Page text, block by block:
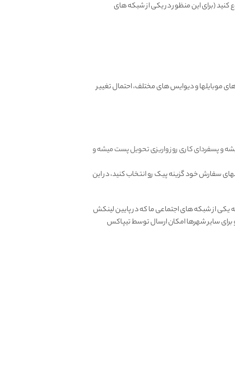
میتونید تعویض یا مرجوع کنید (برای این منظور در یکی از شبکه های
موبایلها و دیوایس های مختلف، احتمال تغییر
و پسفردای کاری روز واریزی تحویل پست میشه و
سفارش خود گزینه پیک رو انتخاب کنید، در این
از شبکه های اجتماعی ما که در پایین لینکش
برای سایر شهرها امکان ارسال توسط تیپاکس